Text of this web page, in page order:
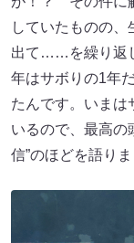
していたものの
出て……を繰り返
年はサボりの1年
たんです。いまは
いるので、最高の
信”のほどを語りま